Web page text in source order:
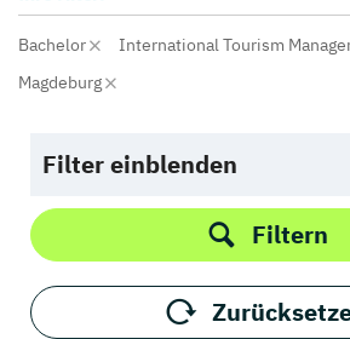
Bachelor
International Tourism
Magdeburg
Filter einblenden
Filtern